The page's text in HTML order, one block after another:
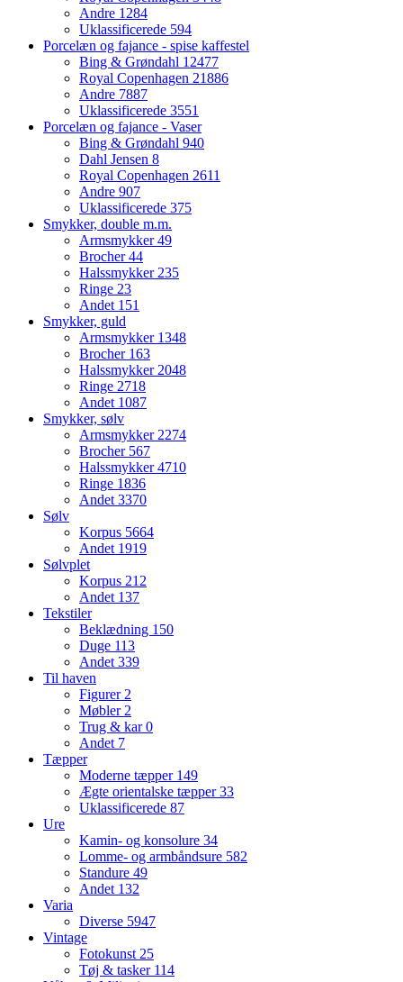
Andre 1284
Uklassificerede 594
Porcelæn og fajance - spise kaffestel
Bing & Grøndahl 12477
Royal Copenhagen 21886
Andre 7887
Uklassificerede 3551
Porcelæn og fajance - Vaser
Bing & Grøndahl 940
Dahl Jensen 8
Royal Copenhagen 2611
Andre 907
Uklassificerede 375
Smykker, double m.m.
Armsmykker49
Brocher44
Halssmykker 235
Ringe 23
Andet 151
Smykker, guld
Armsmykker 1348
Brocher 163
Halssmykker 2048
Ringe 2718
Andet 1087
Smykker, sølv
Armsmykker 2274
Brocher 567
Halssmykker4710
Ringe 1836
Andet 3370
Sølv
Korpus 5664
Andet 1919
Sølvplet
Korpus 212
Andet 137
Tekstiler
Beklædning 150
Duge 113
Andet 339
Til haven
Figurer 2
Møbler 2
Trug & kar0
Andet 7
Tæpper
Moderne tæpper 149
Ægte orientalske tæpper33
Uklassificerede 87
Ure
Kamin- og konsolure 34
Lomme- og armbåndsure 582
Standure 49
Andet 132
Varia
Diverse 5947
Vintage
Fotokunst 25
Tøj & tasker 114